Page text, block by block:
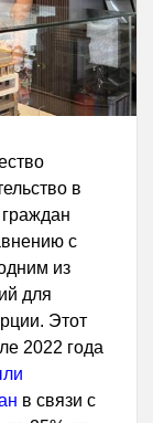
в
с
из
для
Этот
2022 года
в связи с